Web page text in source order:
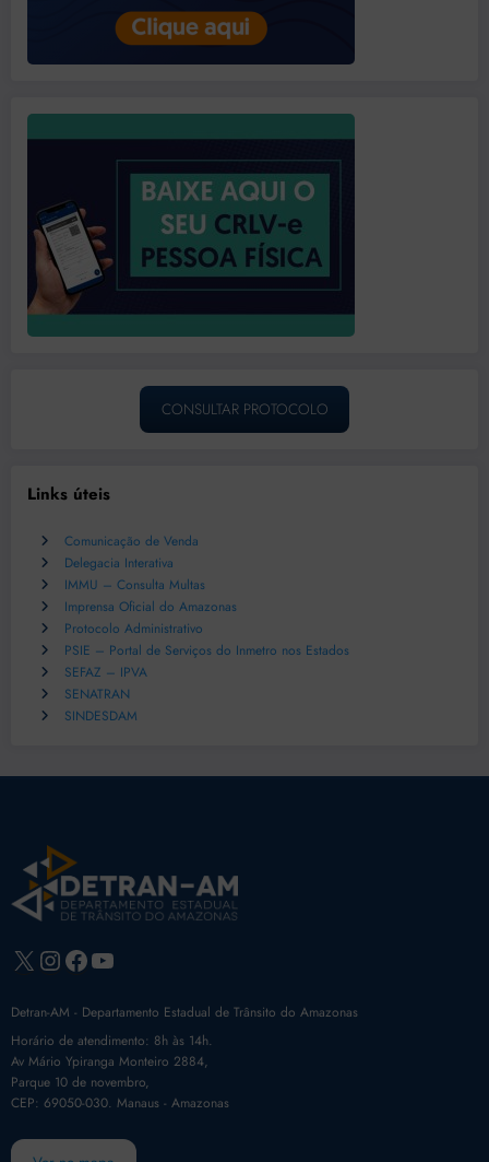
CONSULTAR PROTOCOLO
Links úteis
Comunicação de Venda
Delegacia Interativa
IMMU – Consulta Multas
Imprensa Oficial do Amazonas
Protocolo Administrativo
PSIE – Portal de Serviços do Inmetro nos Estados
SEFAZ – IPVA
SENATRAN
SINDESDAM
X Instagram
Facebook
Youtube
Detran-AM - Departamento Estadual de Trânsito do Amazonas
Horário de atendimento: 8h às 14h.
Av Mário Ypiranga Monteiro 2884,
Parque 10 de novembro,
CEP: 69050-030. Manaus - Amazonas